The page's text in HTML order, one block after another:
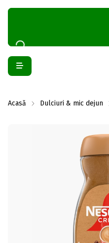
Acasă Dulciuri & mic dejun